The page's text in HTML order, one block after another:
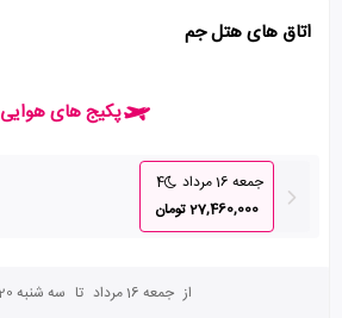
اتاق های هتل جم
پکیج های هوایی
جمعه 16 مرداد
4
27,460,000 تومان
از جمعه 16 مرداد تا سه شنبه 20 مرداد